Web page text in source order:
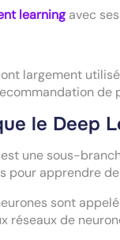
learningavec
largement
de
le Deep
est une sous-
pour apprendre
sont
réseaux de